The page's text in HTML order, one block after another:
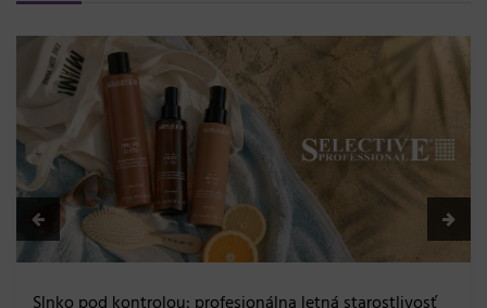
BLONDME prichádza s novou érou blond: lesk, glow
efekt a maximálna starostlivosť bez kompromisov
08. 06. 2026